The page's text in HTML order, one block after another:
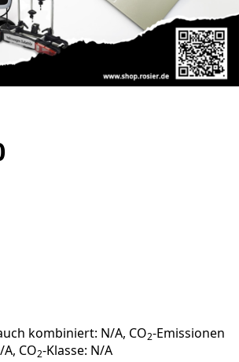
kombiniert: N/A, CO2-Emissionen
CO2-Klasse: N/A